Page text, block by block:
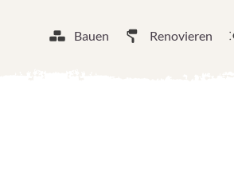
Bauen Renovieren